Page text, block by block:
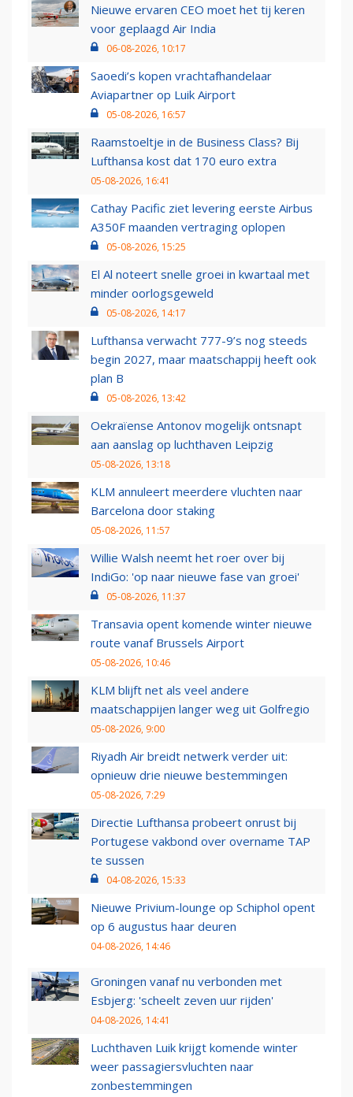
Nieuwe ervaren CEO moet het tij keren
voor geplaagd Air India
06-08-2026, 10:17
Saoedi’s kopen vrachtafhandelaar
Aviapartner op Luik Airport
05-08-2026, 16:57
Raamstoeltje in de Business Class? Bij
Lufthansa kost dat 170 euro extra
05-08-2026, 16:41
Cathay Pacific ziet levering eerste Airbus
A350F maanden vertraging oplopen
05-08-2026, 15:25
El Al noteert snelle groei in kwartaal met
minder oorlogsgeweld
05-08-2026, 14:17
Lufthansa verwacht 777-9’s nog steeds
begin 2027, maar maatschappij heeft ook
plan B
05-08-2026, 13:42
Oekraïense Antonov mogelijk ontsnapt
aan aanslag op luchthaven Leipzig
05-08-2026, 13:18
KLM annuleert meerdere vluchten naar
Barcelona door staking
05-08-2026, 11:57
Willie Walsh neemt het roer over bij
IndiGo: 'op naar nieuwe fase van groei'
05-08-2026, 11:37
Transavia opent komende winter nieuwe
route vanaf Brussels Airport
05-08-2026, 10:46
KLM blijft net als veel andere
maatschappijen langer weg uit Golfregio
05-08-2026, 9:00
Riyadh Air breidt netwerk verder uit:
opnieuw drie nieuwe bestemmingen
05-08-2026, 7:29
Directie Lufthansa probeert onrust bij
Portugese vakbond over overname TAP
te sussen
04-08-2026, 15:33
Nieuwe Privium-lounge op Schiphol opent
op 6 augustus haar deuren
04-08-2026, 14:46
Groningen vanaf nu verbonden met
Esbjerg: 'scheelt zeven uur rijden'
04-08-2026, 14:41
Luchthaven Luik krijgt komende winter
weer passagiersvluchten naar
zonbestemmingen